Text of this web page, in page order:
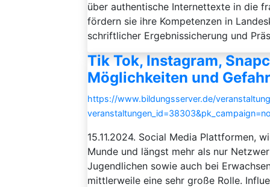
über authentische Internettexte in die
fördern sie ihre Kompetenzen in
schriftlicher Ergebnissicherung und
Tik Tok, Instagram,
Möglichkeiten und
https://www.bildungsserver.de/
15.11.2024. Social Media Plattformen,
Munde und längst mehr als nur
Jugendlichen sowie auch bei
mittlerweile eine sehr große Rolle.